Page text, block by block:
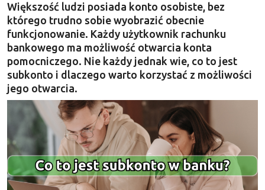
Większość ludzi posiada konto osobiste, bez
którego trudno sobie wyobrazić obecnie
funkcjonowanie. Każdy użytkownik rachunku
bankowego ma możliwość otwarcia konta
pomocniczego. Nie każdy jednak wie, co to jest
subkonto i dlaczego warto korzystać z możliwości
jego otwarcia.